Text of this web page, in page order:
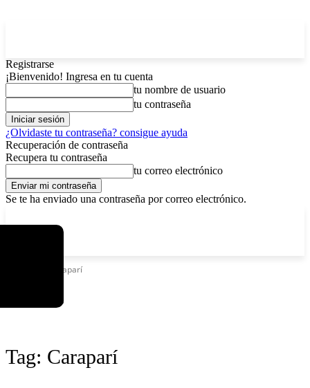
Registrarse
¡Bienvenido! Ingresa en tu cuenta
tu nombre de usuario
tu contraseña
¿Olvidaste tu contraseña? consigue ayuda
Recuperación de contraseña
Recupera tu contraseña
tu correo electrónico
Se te ha enviado una contraseña por correo electrónico.
Caraparí
Tag: Caraparí